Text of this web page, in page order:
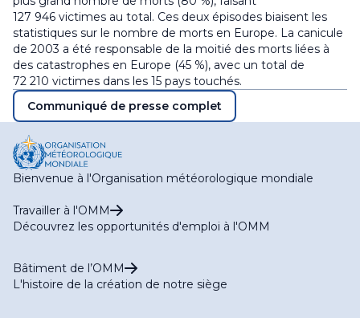
127 946 victimes au total. Ces deux épisodes biaisent les
statistiques sur le nombre de morts en Europe. La canicule
de 2003 a été responsable de la moitié des morts liées à
des catastrophes en Europe (45 %), avec un total de
72 210 victimes dans les 15 pays touchés.
Communiqué de presse complet
Bienvenue à l'Organisation météorologique mondiale
Travailler à l'OMM
Découvrez les opportunités d'emploi à l'OMM
Bâtiment de l’OMM
L'histoire de la création de notre siège